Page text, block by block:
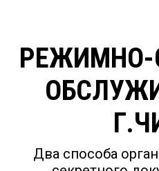
РЕЖИМНО-
Два способа